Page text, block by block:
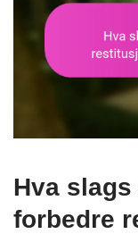
Hva
forbedre